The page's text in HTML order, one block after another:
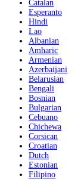
Catalan
Esperanto
Hindi
Lao
Albanian
Amharic
Armenian
Azerbaijani
Belarusian
Bengali
Bosnian
Bulgarian
Cebuano
Chichewa
Corsican
Croatian
Dutch
Estonian
Filipino